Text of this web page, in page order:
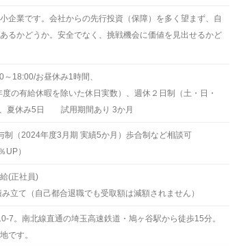
企業です。会社からの先行投資（保障）を多く望まず、自
るかどうか。安全でなく、挑戦機会に価値を見出せるかど
18:00/お昼休み1時間、
の有給休暇を除いた休日実数）、週休２日制（土・日・
、夏休み5日 試用期間あり 3か月
（2024年度3月期 実績5か月）歩合制など相談可
）
(正社員)
立て（自己都合退職でも受取額は減額されません）
7。南北線直通の埼玉高速鉄道・鳩ヶ谷駅から徒歩15分。
です。